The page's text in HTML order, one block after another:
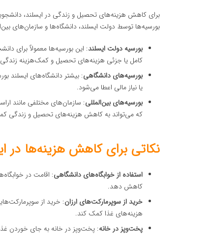
برای کاهش هزینه‌های تحصیل و زندگی در ایسلند،
بورسیه‌ها توسط دولت ایسلند، دانشگاه‌ها و سازمان‌های
بورسیه دولت ایسلند: این بورسیه‌ها معمولاً برای
کامل یا جزئی هزینه‌های تحصیل و کمک‌هزینه
بورسیه‌های دانشگاهی: بیشتر دانشگاه‌های ایسلند
یا نیاز مالی اعطا می‌شود.
بورسیه‌های بین‌المللی
که می‌تواند به کاهش هزینه‌های تحصیل و زندگی
نکاتی برای کاهش هزینه‌ها در
استفاده از خوابگاه‌های دانشگاهی: اقامت در
کاهش دهد.
خرید از سوپرمارکت‌های ارزان: خرید از
هزینه‌های غذا کمک کند.
پخت‌وپز در خانه: پخت‌وپز در خانه به جای خوردن